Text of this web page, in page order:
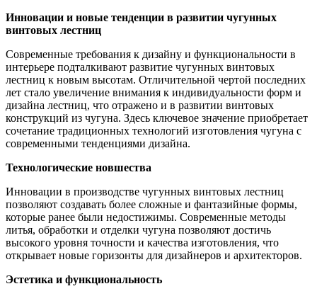
Инновации и новые тенденции в развитии чугунных
винтовых лестниц
Современные требования к дизайну и функциональности в
интерьере подталкивают развитие чугунных винтовых
лестниц к новым высотам. Отличительной чертой последних
лет стало увеличение внимания к индивидуальности форм и
дизайна лестниц, что отражено и в развитии винтовых
конструкций из чугуна. Здесь ключевое значение приобретает
сочетание традиционных технологий изготовления чугуна с
современными тенденциями дизайна.
Технологические новшества
Инновации в производстве чугунных винтовых лестниц
позволяют создавать более сложные и фантазийные формы,
которые ранее были недостижимы. Современные методы
литья, обработки и отделки чугуна позволяют достичь
высокого уровня точности и качества изготовления, что
открывает новые горизонты для дизайнеров и архитекторов.
Эстетика и функциональность